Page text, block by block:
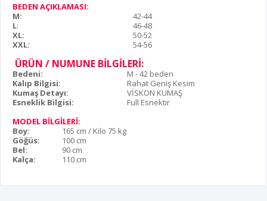
BEDEN AÇIKLAMASI:
M:
42-44
L:
46-48
XL:
50-52
XXL:
54-56
ÜRÜN / NUMUNE BİLGİLERİ:
Bedeni:
M - 42 beden
Kalıp Bilgisi:
Rahat Geniş Kesim
Kumaş Detayı:
VİSKON KUMAŞ
Esneklik Bilgisi:
Full Esnektir
MODEL BİLGİLERİ:
Boy:
165 cm / Kilo 75 kg
Göğüs:
100 cm
Bel:
90 cm
Kalça:
110 cm